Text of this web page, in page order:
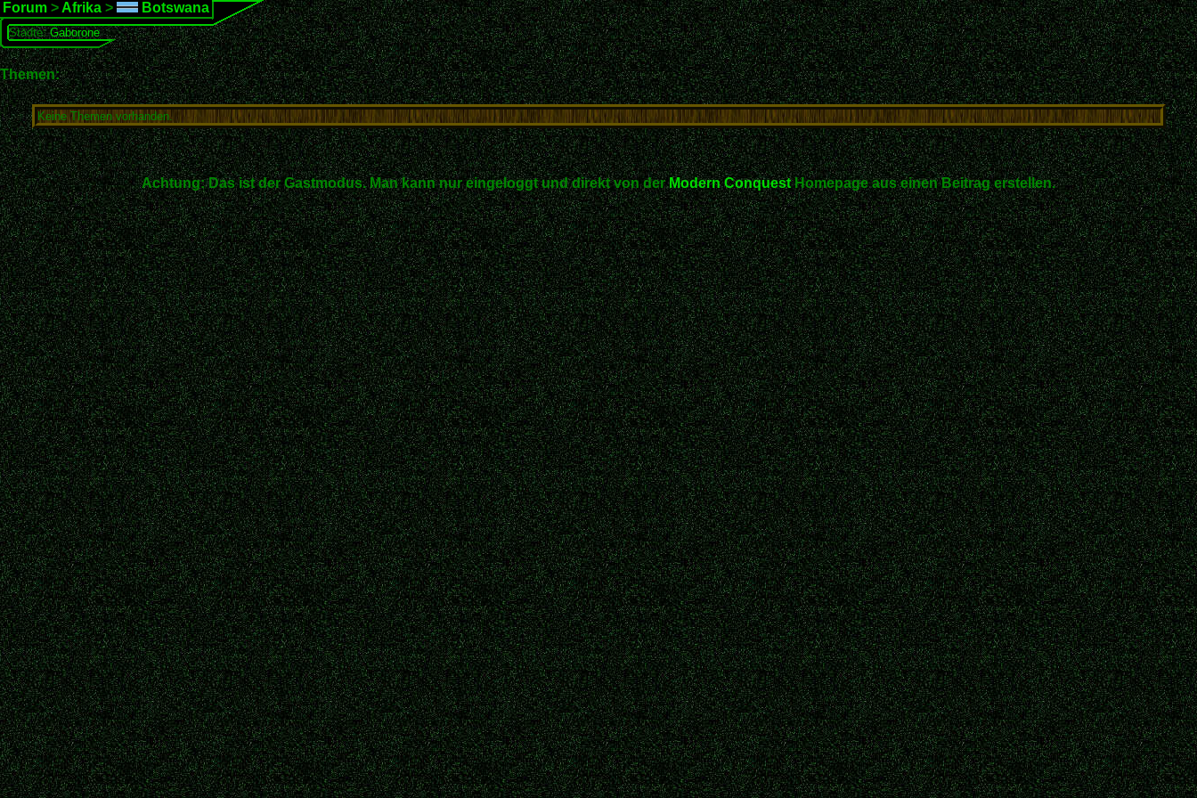
Forum > Afrika > Botswana
Städte:Gaborone
Themen:
Keine Themen vorhanden.
Achtung: Das ist der Gastmodus. Man kann nur eingeloggt und direkt von derModern ConquestHomepage aus einen Beitrag erstellen.